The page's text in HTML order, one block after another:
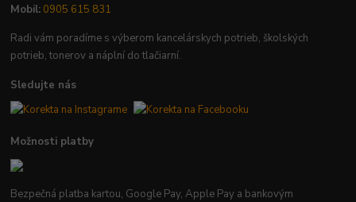
Mobil: 0905 615 831
Radi vám poradíme s výberom kancelárskych potrieb, školských
potrieb, tonerov a náplní do tlačiarní.
Sledujte nás
Možnosti platby
Bezpečná platba kartou, Google Pay, Apple Pay a bankovým